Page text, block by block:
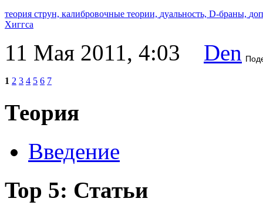
теория струн, калибровочные теории, дуальность, D-браны,
Хиггса
11 Мая 2011, 4:03 Den
1 2 3 4 5 6 7
Теория
Введение
Top 5: Статьи